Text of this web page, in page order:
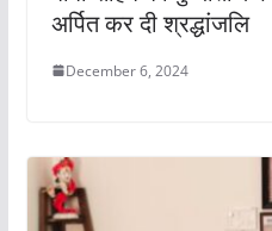
अर्पित कर दी श्रद्धांजलि
December 6, 2024